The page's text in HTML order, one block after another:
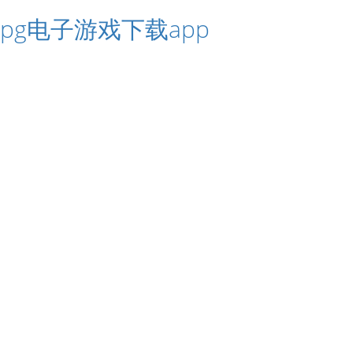
pg电子游戏下载app